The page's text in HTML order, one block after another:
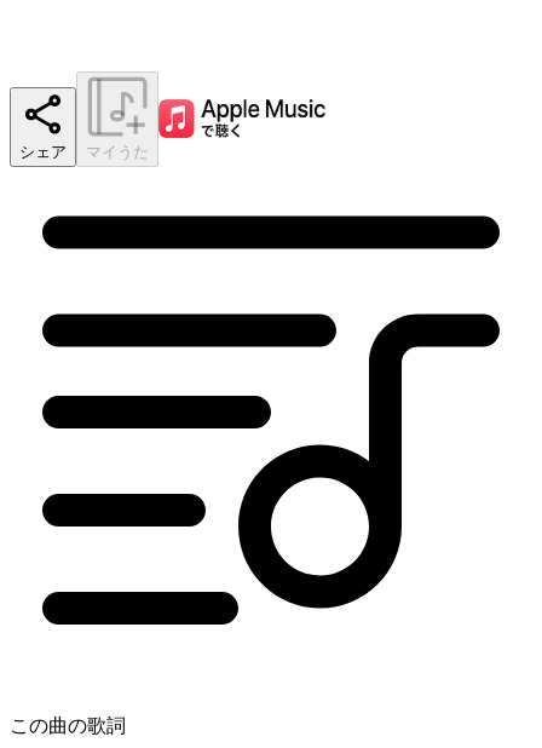
シェア マイうた
この曲の歌詞